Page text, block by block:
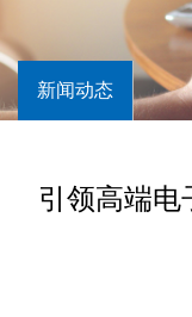
新闻动态
引领高端